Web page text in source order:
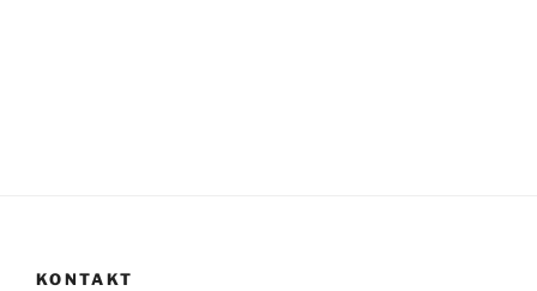
KONTAKT